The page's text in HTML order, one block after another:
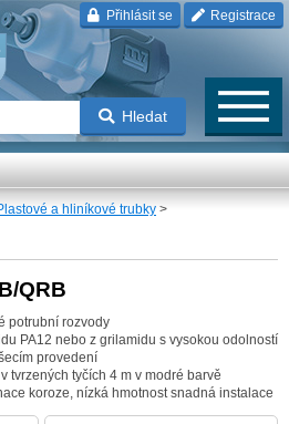
Přihlásit se Registrace
Hledat
a hliníkové trubky >
QRB
potrubní rozvody
PA12 nebo z grilamidu s vysokou odolností
provedení
tvrzených tyčích 4 m v modré barvě
koroze, nízká hmotnost snadná instalace